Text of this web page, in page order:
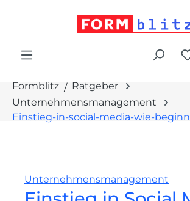
Formblitz
Ratgeber
Unternehmensmanagement
Einstieg-in-social-media-wie-
Unternehmensmanagement